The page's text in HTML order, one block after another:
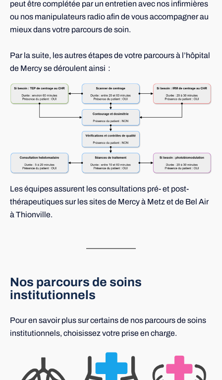
peut être complétée par un entretien avec nos infirmières
ou nos manipulateurs radio afin de vous accompagner au
mieux dans votre parcours de soin.
Par la suite, les autres étapes de votre parcours à l’hôpital
de Mercy se déroulent ainsi :
Les équipes assurent les consultations pré- et post-
thérapeutiques sur les sites de Mercy à Metz et de Bel Air
à Thionville.
Nos parcours de soins
institutionnels
Pour en savoir plus sur certains de nos parcours de soins
institutionnels, choisissez votre prise en charge.